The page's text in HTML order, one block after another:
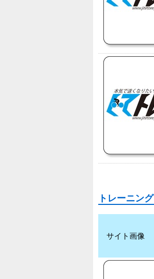
トレーニング
サイト画像